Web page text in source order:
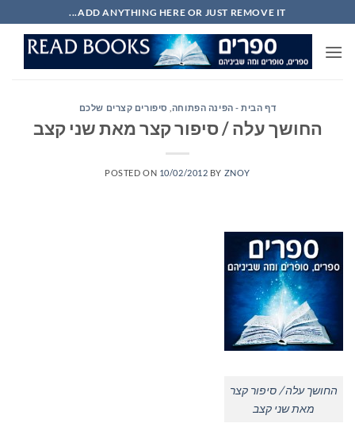
to
content
ADD ANYTHING HERE OR JUST REMOVE IT...
דף הבית - הפינה הפתוחה סיפורים קצרים שלכם
החושך עלה / סיפור קצר מאת שני קצב
POSTED ON 10/02/2012 BY ZNOY
החושך עלה / סיפור קצר
מאת שני קצב